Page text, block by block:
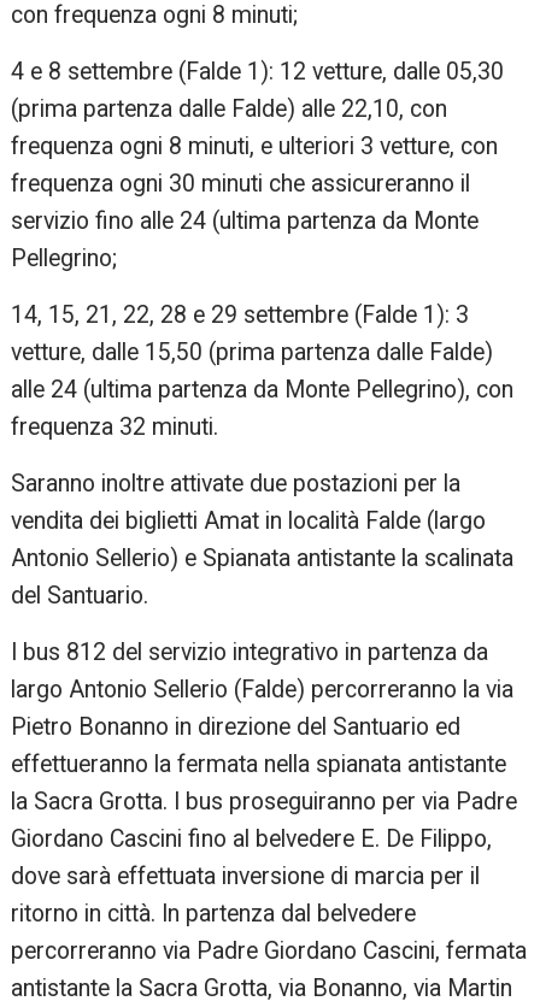
con frequenza ogni 8 minuti;
4 e 8 settembre (Falde 1): 12 vetture, dalle 05,30
(prima partenza dalle Falde) alle 22,10, con
frequenza ogni 8 minuti, e ulteriori 3 vetture, con
frequenza ogni 30 minuti che assicureranno il
servizio fino alle 24 (ultima partenza da Monte
Pellegrino;
14, 15, 21, 22, 28 e 29 settembre (Falde 1): 3
vetture, dalle 15,50 (prima partenza dalle Falde)
alle 24 (ultima partenza da Monte Pellegrino), con
frequenza 32 minuti.
Saranno inoltre attivate due postazioni per la
vendita dei biglietti Amat in località Falde (largo
Antonio Sellerio) e Spianata antistante la scalinata
del Santuario.
I bus 812 del servizio integrativo in partenza da
largo Antonio Sellerio (Falde) percorreranno la via
Pietro Bonanno in direzione del Santuario ed
effettueranno la fermata nella spianata antistante
la Sacra Grotta. I bus proseguiranno per via Padre
Giordano Cascini fino al belvedere E. De Filippo,
dove sarà effettuata inversione di marcia per il
ritorno in città. In partenza dal belvedere
percorreranno via Padre Giordano Cascini, fermata
antistante la Sacra Grotta, via Bonanno, via Martin